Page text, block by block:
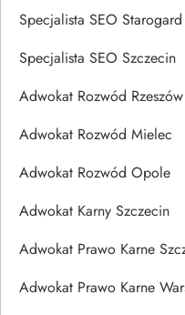
Specjalista SEO
Specjalista SEO Szczecin
Adwokat Rozwód Rzeszów
Adwokat Rozwód Mielec
Adwokat Rozwód Opole
Adwokat Karny Szczecin
Adwokat Prawo Karne
Adwokat Prawo Karne